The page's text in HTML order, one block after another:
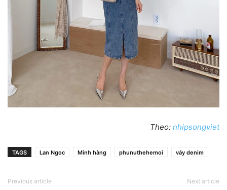
Theo: nhipsongviet
TAGS Lan Ngoc Minh hàng phunuthehemoi váy denim
Previous article Next article